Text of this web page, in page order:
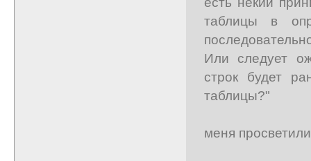
таблицы в
Или следует
строк будет
таблицы?"
меня